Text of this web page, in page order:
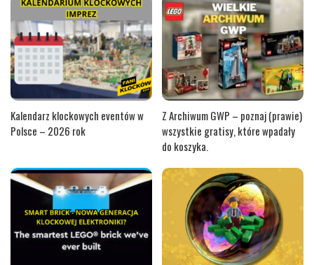
Kalendarz klockowych eventów w
Polsce – 2026 rok
Z Archiwum GWP – poznaj (prawie)
wszystkie gratisy, które wpadały
do koszyka.